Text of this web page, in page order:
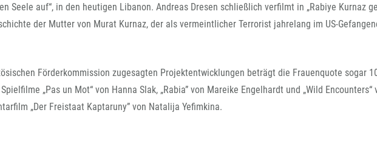
Seele auf“, in den heutigen Libanon. Andreas Dresen schließlich verfilmt in „Rabiye Kurnaz
der Mutter von Murat Kurnaz, der als vermeintlicher Terrorist jahrelang im US-
Förderkommission zugesagten Projektentwicklungen beträgt die Frauenquote sogar
„Pas un Mot“ von Hanna Slak, „Rabia” von Mareike Engelhardt und „Wild Encounters“
„Der Freistaat Kaptaruny” von Natalija Yefimkina.